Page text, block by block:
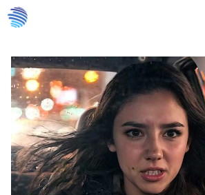
Doties
uz